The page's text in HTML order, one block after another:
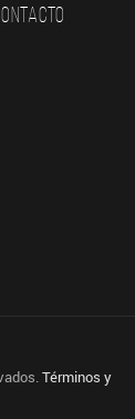
Términos y